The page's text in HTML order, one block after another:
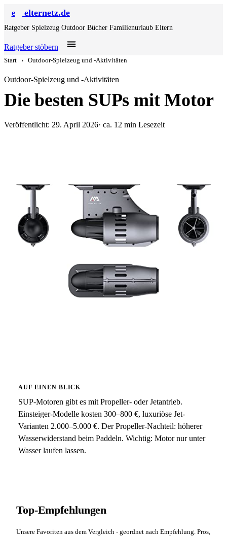
e elternetz.de
Ratgeber Spielzeug Outdoor Bücher Familienurlaub Eltern
Ratgeber stöbern
Start › Outdoor-Spielzeug und -Aktivitäten
Outdoor-Spielzeug und -Aktivitäten
Die besten SUPs mit Motor
Veröffentlicht: 29. April 2026· ca. 12 min Lesezeit
AUF EINEN BLICK
SUP-Motoren gibt es mit Propeller- oder Jetantrieb.
Einsteiger-Modelle kosten 300–800 €, luxuriöse Jet-
Varianten 2.000–5.000 €. Der Propeller-Nachteil: höherer
Wasserwiderstand beim Paddeln. Wichtig: Motor nur unter
Wasser laufen lassen.
Top-Empfehlungen
Unsere Favoriten aus dem Vergleich - geordnet nach Empfehlung. Pros,